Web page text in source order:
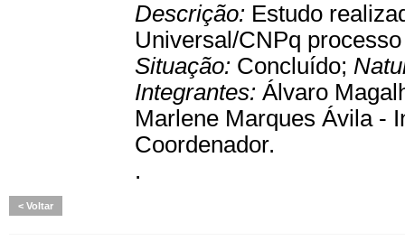
Descrição: Estudo
Universal/CNPq
Situação: Concluído;
Integrantes: Álvaro
Marlene Marques Ávila -
Coordenador.
.
Voltar